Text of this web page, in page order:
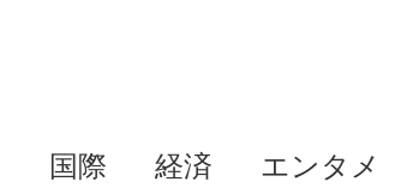
国際 経済 エンタメ